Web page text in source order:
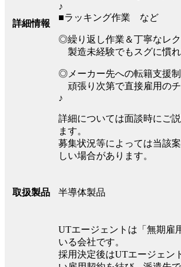
詳細情報
♪
■ラッキング作業 など
◎繰り返し作業＆丁寧なレ
製造未経験でもスグに慣
◎メーカー先への転籍支援制
頑張り次第で直接雇用の
♪
詳細については面談時にご
ます。
募集状況等によっては当該
しい場合があります。
取扱製品 半導体製品
UTエージェントは「無期雇
いる会社です。
採用決定後はUTエージェン